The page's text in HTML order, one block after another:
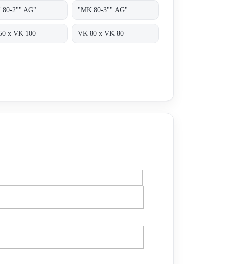
80-2"" AG" "MK 80-3"" AG"
x VK 100 VK 80 x VK 80